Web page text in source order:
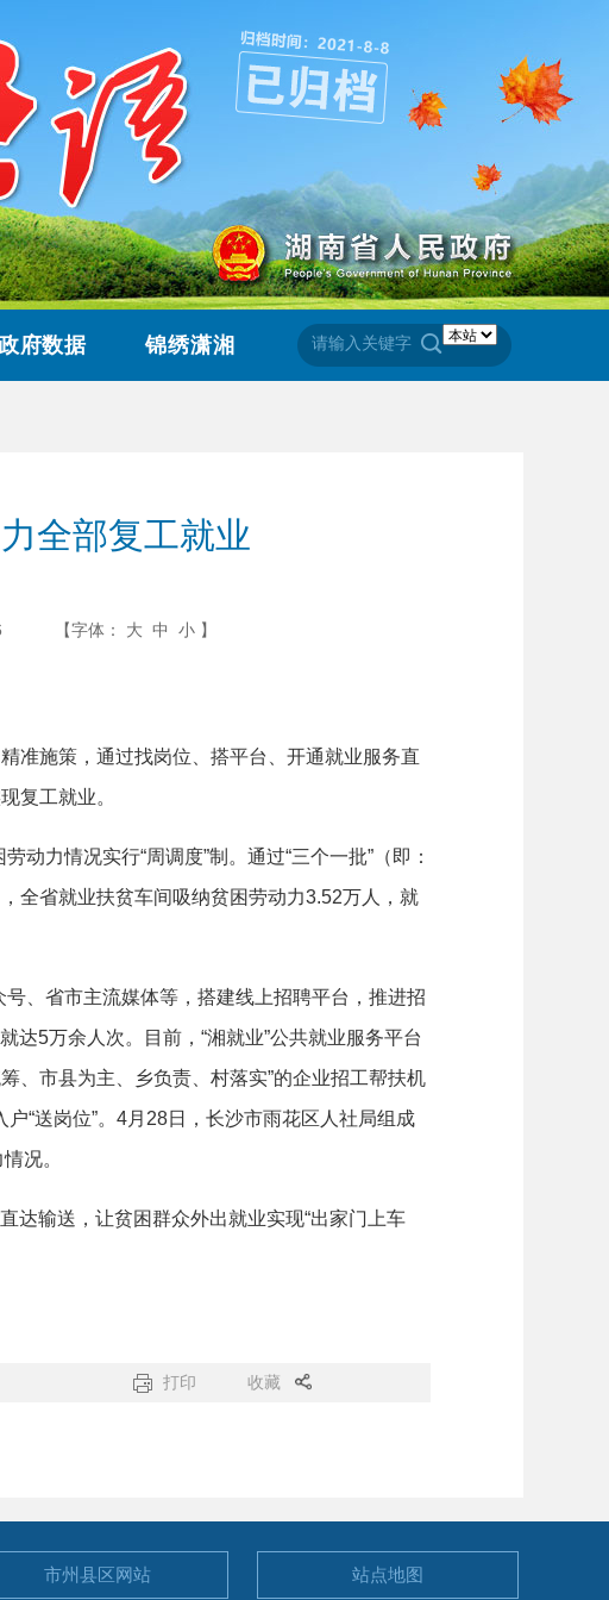
府数据 锦绣潇湘
全部复工就业
【字体： 大 中 小 】
施策，通过找岗位、搭平台、开通就业服务直
复工就业。
力情况实行“周调度”制。通过“三个一批”（即：
全省就业扶贫车间吸纳贫困劳动力3.52万人，就
、省市主流媒体等，搭建线上招聘平台，推进招
5万余人次。目前，“湘就业”公共就业服务平台
、市县为主、乡负责、村落实”的企业招工帮扶机
“送岗位”。4月28日，长沙市雨花区人社局组成
况。
输送，让贫困群众外出就业实现“出家门上车
打印 收藏
市州县区网站 站点地图